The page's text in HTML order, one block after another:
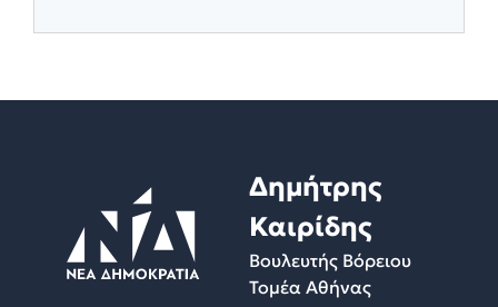
Δημήτρης
Καιρίδης
Βουλευτής Βόρειου
Τομέα Αθήνας